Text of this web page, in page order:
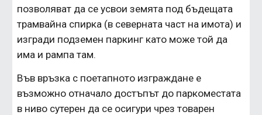
позволяват да се усвои земята под бъдещата
трамвайна спирка (в северната част на имота) и
изгради подземен паркинг като може той да
има и рампа там.
Във връзка с поетапното изграждане е
възможно отначало достъпът до паркоместата
в ниво сутерен да се осигури чрез товарен